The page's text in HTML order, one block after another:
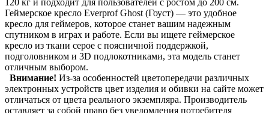
Геймерское кресло Everprof Ghost (Гоуст) — это удобное
кресло для геймеров, которое станет вашим надежным
спутником в играх и работе. Если вы ищете геймерское
кресло из ткани серое с поясничной поддержкой,
подголовником и 3D подлокотниками, эта модель станет
отличным выбором.
Внимание! Из-за особенностей цветопередачи различных
электронных устройств цвет изделия и обивки на сайте может
отличаться от цвета реального экземпляра. Производитель
оставляет за собой право без уведомления потребителя